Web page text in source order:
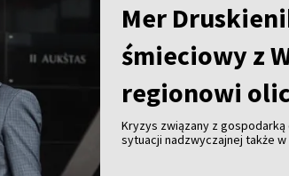
Mer
śmieciowy z
regionowi
Kryzys związany z
sytuacji nadzwyczajnej także